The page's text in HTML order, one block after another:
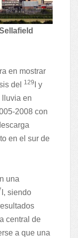
en mostrar
del
129
I y
lluvia en
2008 con
en el sur de
una
I, siendo
central de
a que una